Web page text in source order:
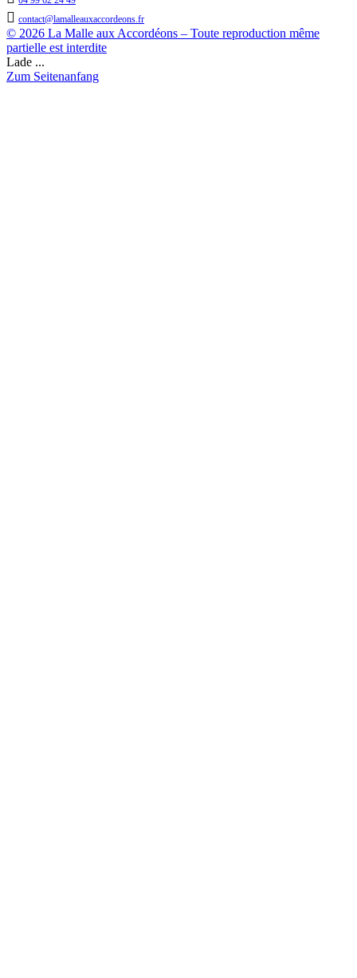
 contact@lamalleauxaccordeons.fr
© 2026 La Malle aux Accordéons – Toute reproduction même
partielle est interdite
Lade ...
Zum Seitenanfang